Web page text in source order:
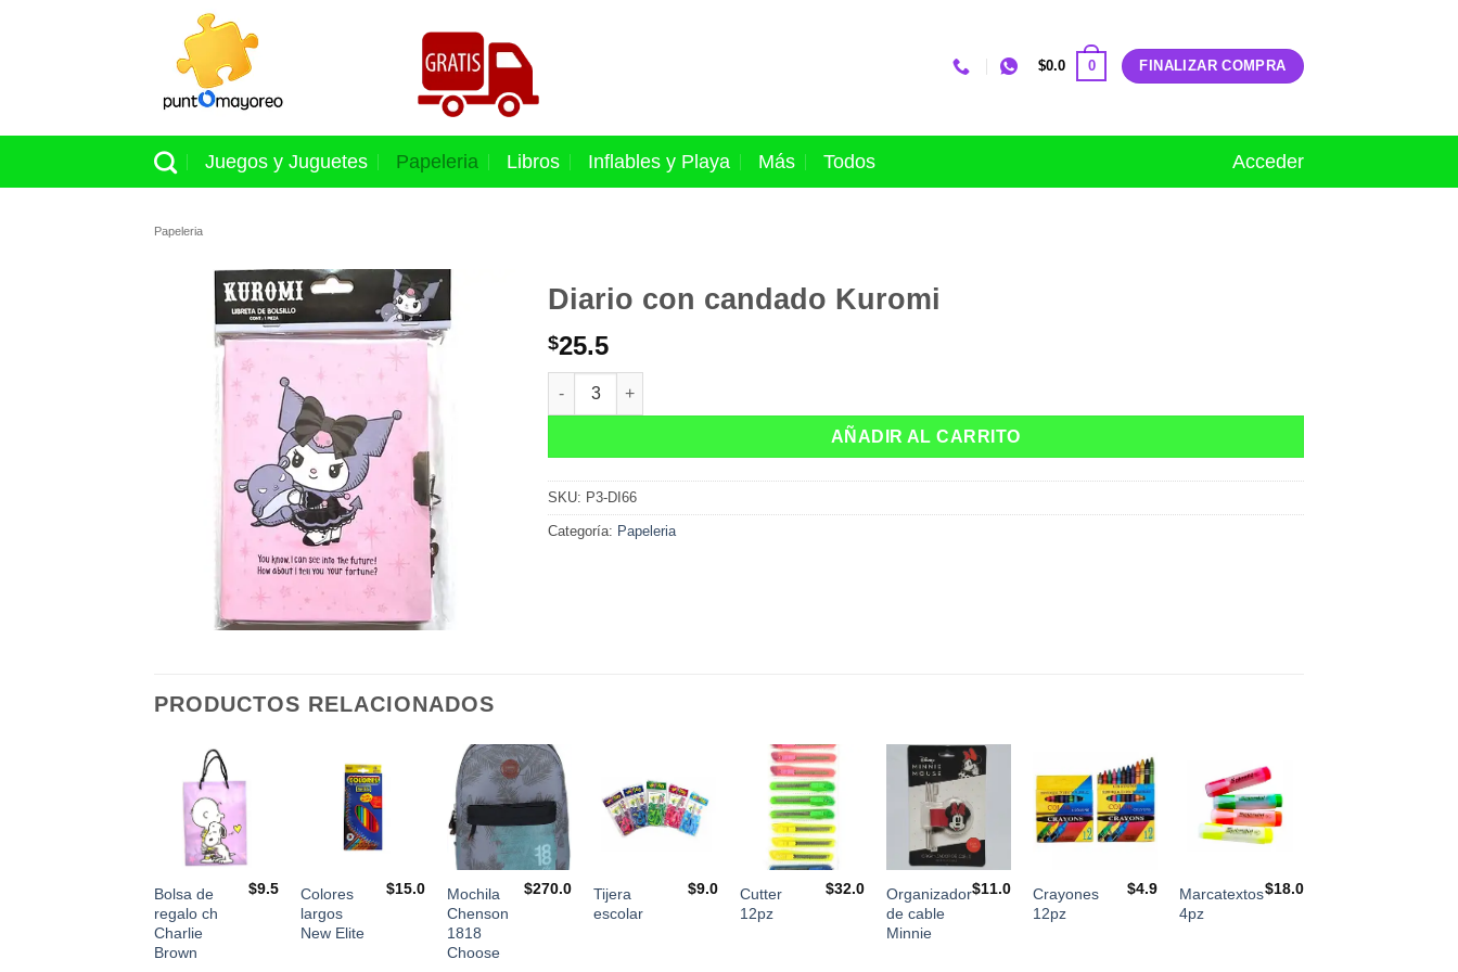
$0.0 0 FINALIZAR COMPRA
Juegos y Juguetes Papeleria Libros Inflables y Playa Más Todos Acceder
Papeleria
Diario con candado Kuromi
$25.5
Diario con candado Kuromi cantidad
AÑADIR AL CARRITO
SKU: P3-DI66
Categoría: Papeleria
PRODUCTOS RELACIONADOS
Bolsa de
regalo ch
Charlie
Brown
$9.5
Colores
largos
New Elite
$15.0
+
Mochila
Chenson
1818
Choose
$270.0
Tijera
escolar
$9.0
Cutter
12pz
$32.0
Organizador
de cable
Minnie
$11.0
Crayones
12pz
$4.9
Marcatextos
4pz
$18.0